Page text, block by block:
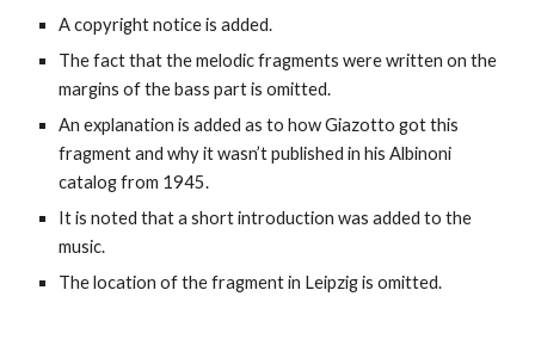
A copyright notice is added.
The fact that the melodic fragments were written on the
margins of the bass part is omitted.
An explanation is added as to how Giazotto got this
fragment and why it wasn’t published in his Albinoni
catalog from 1945.
It is noted that a short introduction was added to the
music.
The location of the fragment in Leipzig is omitted.